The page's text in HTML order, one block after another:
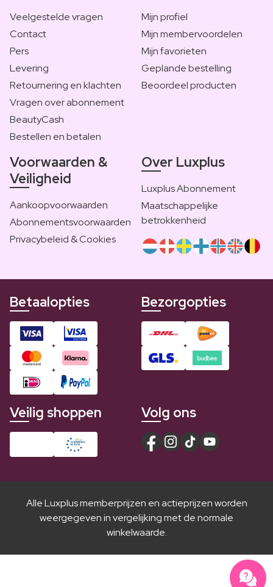
Veelgestelde vragen
Contact
Pers
Levering
Retournering en klachten
Vragen over abonnement
BeautyCash
Bestellen en betalen
Mijn profiel
Mijn membervoordelen
Mijn favorieten
Geplande bestelling
Beoordeel producten
Voorwaarden &
Veiligheid
Aankoopvoorwaarden
Abonnementsvoorwaarden
Privacybeleid & Cookies
Over Luxplus
Luxplus Abonnement
Maatschappelijke
betrokkenheid
Betaalopties Bezorgopties
Veilig shoppen Volg ons
Alle Luxplus memberprijzen en actieprijzen worden
weergegeven in vergelijking met de normale
winkelwaarde.